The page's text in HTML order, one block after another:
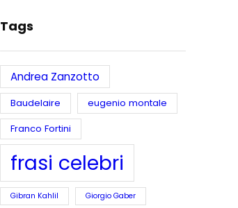
Tags
Andrea Zanzotto
Baudelaire
eugenio montale
Franco Fortini
frasi celebri
Gibran Kahlil Giorgio Gaber